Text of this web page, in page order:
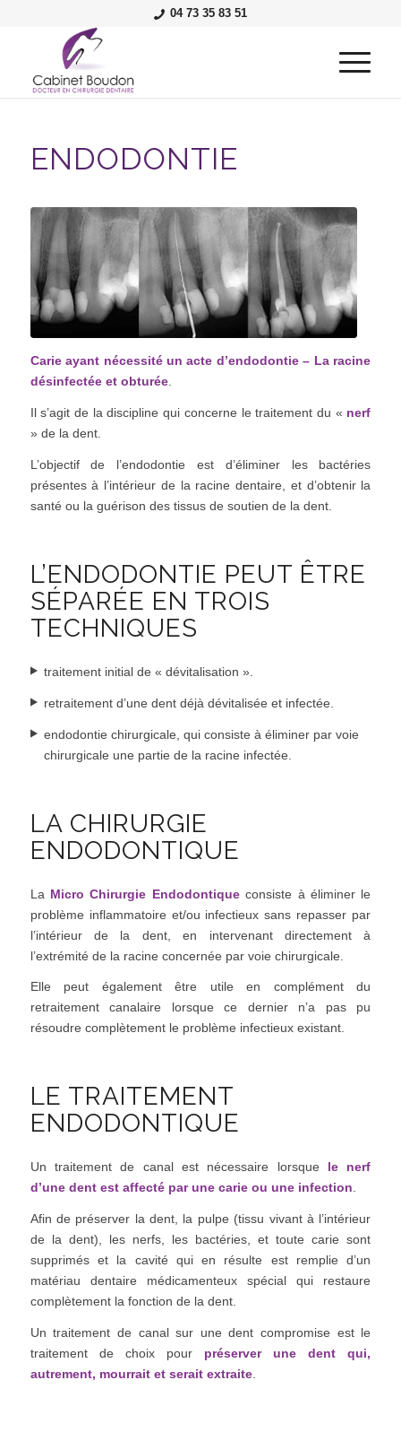
04 73 35 83 51
ENDODONTIE
Endodontie à Royat-Chamalières
Carie ayant nécessité un acte d’endodontie – La racine
désinfectée et obturée.
Il s’agit de la discipline qui concerne le traitement du « nerf
» de la dent.
L’objectif de l’endodontie est d’éliminer les bactéries
présentes à l’intérieur de la racine dentaire, et d’obtenir la
santé ou la guérison des tissus de soutien de la dent.
L’ENDODONTIE PEUT ÊTRE
SÉPARÉE EN TROIS
TECHNIQUES
traitement initial de « dévitalisation ».
retraitement d’une dent déjà dévitalisée et infectée.
endodontie chirurgicale, qui consiste à éliminer par voie
chirurgicale une partie de la racine infectée.
LA CHIRURGIE
ENDODONTIQUE
La Micro Chirurgie Endodontiqueconsiste à éliminer le
problème inflammatoire et/ou infectieux sans repasser par
l’intérieur de la dent, en intervenant directement à
l’extrémité de la racine concernée par voie chirurgicale.
Elle peut également être utile en complément du
retraitement canalaire lorsque ce dernier n’a pas pu
résoudre complètement le problème infectieux existant.
LE TRAITEMENT
ENDODONTIQUE
Un traitement de canal est nécessaire lorsque le nerf
d’une dent est affecté par une carie ou une infection.
Afin de préserver la dent, la pulpe (tissu vivant à l’intérieur
de la dent), les nerfs, les bactéries, et toute carie sont
supprimés et la cavité qui en résulte est remplie d’un
matériau dentaire médicamenteux spécial qui restaure
complètement la fonction de la dent.
Un traitement de canal sur une dent compromise est le
traitement de choix pour préserver une dent qui,
autrement, mourrait et serait extraite.